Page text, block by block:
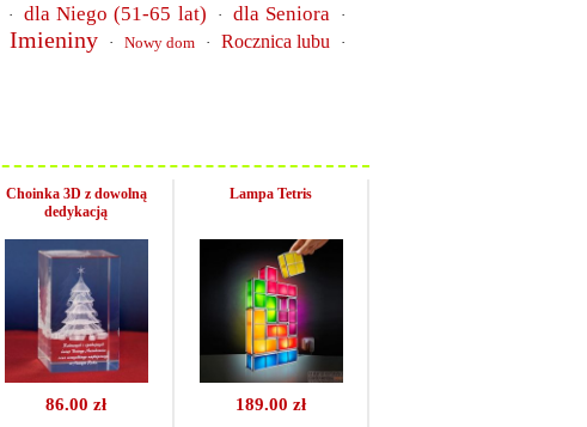
· dla Niego (51-65 lat) · dla Seniora ·
Imieniny · Nowy dom · Rocznica lubu ·
86.00 zł
Choinka 3D z dowolną
dedykacją
189.00 zł
Lampa Tetris